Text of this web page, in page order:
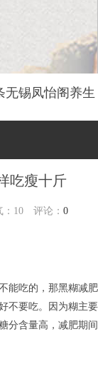
无锡凤怡阁养生
吃瘦十斤
10评论： 0
能吃的，那黑糊减肥
不要吃。因为糊主要
分含量高，减肥期间